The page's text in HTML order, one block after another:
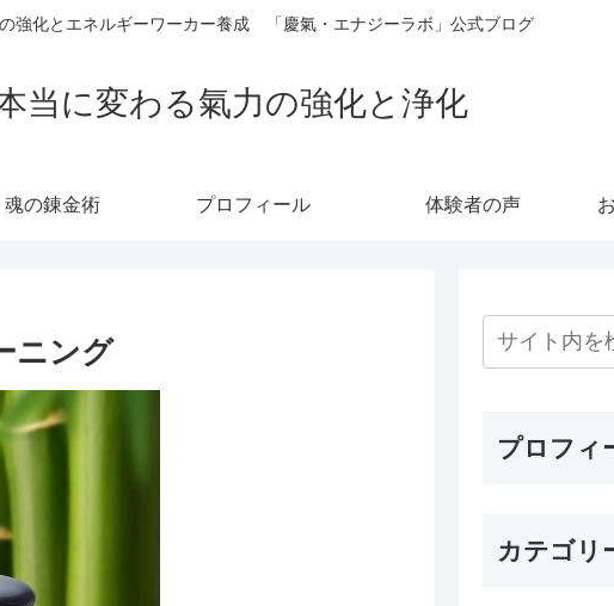
強化とエネルギーワーカー養成 「慶氣・エナジーラボ」公式ブログ
当に変わる氣力の強化と浄化
魂の錬金術 プロフィール 体験者の声
ニング
プロフィ
カテゴリ